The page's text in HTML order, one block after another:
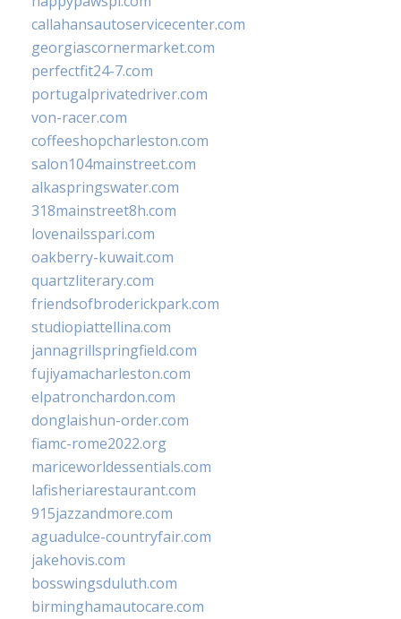
callahansautoservicecenter.com
georgiascornermarket.com
perfectfit24-7.com
portugalprivatedriver.com
von-racer.com
coffeeshopcharleston.com
salon104mainstreet.com
alkaspringswater.com
318mainstreet8h.com
lovenailsspari.com
oakberry-kuwait.com
quartzliterary.com
friendsofbroderickpark.com
studiopiattellina.com
jannagrillspringfield.com
fujiyamacharleston.com
elpatronchardon.com
donglaishun-order.com
fiamc-rome2022.org
mariceworldessentials.com
lafisheriarestaurant.com
915jazzandmore.com
aguadulce-countryfair.com
jakehovis.com
bosswingsduluth.com
birminghamautocare.com